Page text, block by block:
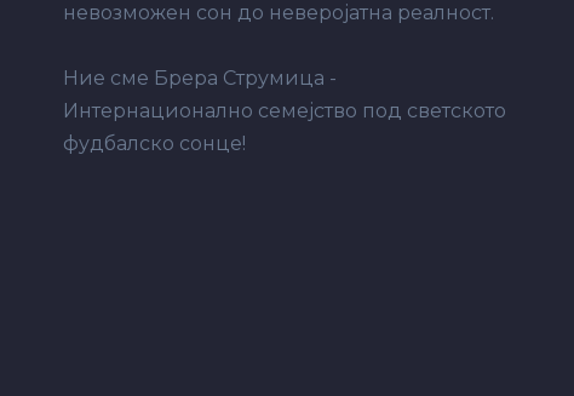
невозможен сон до неверојатна реалност.
Ние сме Брера Струмица -
Интернационално семејство под светското
фудбалско сонце!